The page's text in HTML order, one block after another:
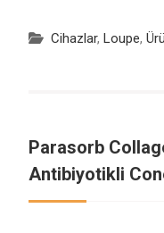
Cihazlar, Loupe,
Parasorb
Antibiyotikli